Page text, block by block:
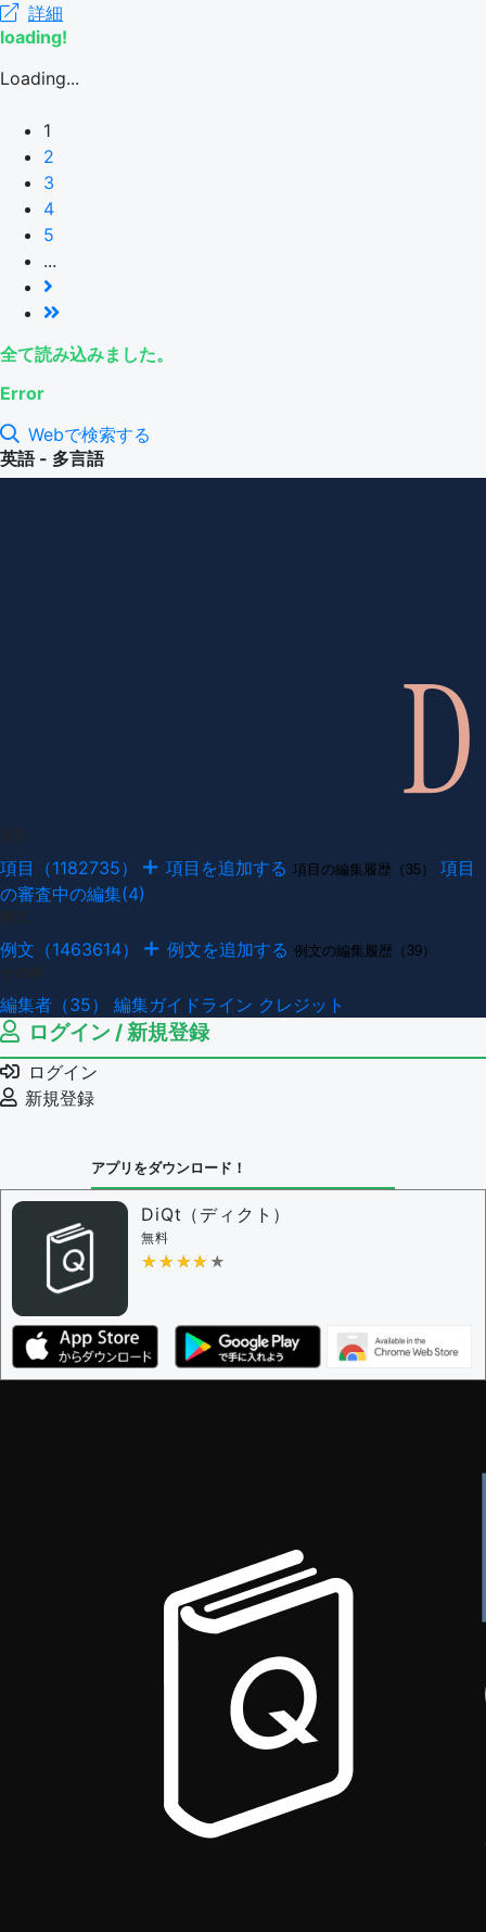
詳細
loading!
Loading...
1
2
3
4
5
...
全て読み込みました。
Error
Webで検索する
英語 - 多言語
項目（1182735） 項目を追加する 項目の編集履歴（35）
項目
の審査中の編集(4)
例文（1463614） 例文を追加する 例文の編集履歴（39）
編集者（35） 編集ガイドライン クレジット
ログイン / 新規登録
ログイン
新規登録
アプリをダウンロード！
DiQt（ディクト）
無料
★★★★★
★★★★★